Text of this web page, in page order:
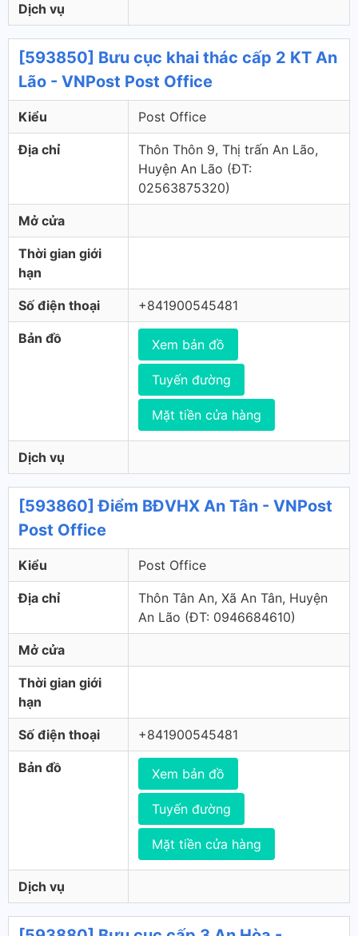
Dịch vụ
[593850] Bưu cục khai thác cấp 2 KT An
Lão - VNPost Post Office
Kiểu Post Office
Địa chỉ
Thôn Thôn 9, Thị trấn An Lão,
Huyện An Lão (ÐT:
02563875320)
Mở cửa
Thời gian giới
hạn
Số điện thoại +841900545481
Bản đồ Xem bản đồ
Tuyến đường
Mặt tiền cửa hàng
Dịch vụ
[593860] Điểm BĐVHX An Tân - VNPost
Post Office
Kiểu Post Office
Địa chỉ
Thôn Tân An, Xã An Tân, Huyện
An Lão (ÐT: 0946684610)
Mở cửa
Thời gian giới
hạn
Số điện thoại +841900545481
Bản đồ Xem bản đồ
Tuyến đường
Mặt tiền cửa hàng
Dịch vụ